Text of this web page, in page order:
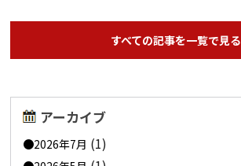
すべての記事を一覧で見る
アーカイブ
2026年7月 (1)